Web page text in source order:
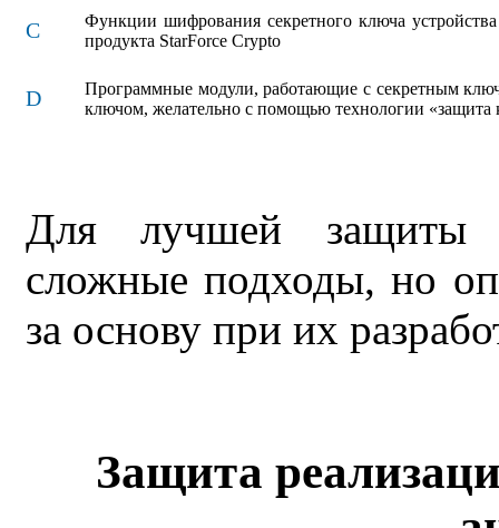
C
Функции шифрования секретного ключа
продукта StarForce Crypto
D
Программные модули, работающие с секретным
ключом, желательно с помощью технологии «защита
Для лучшей защиты
сложные подходы, но
за основу при их
Защита